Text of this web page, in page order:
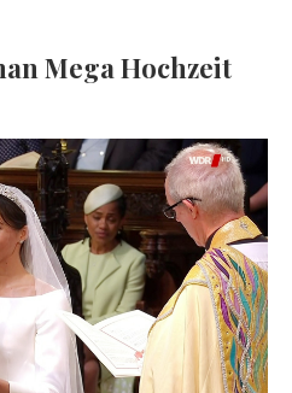
Mega Hochzeit